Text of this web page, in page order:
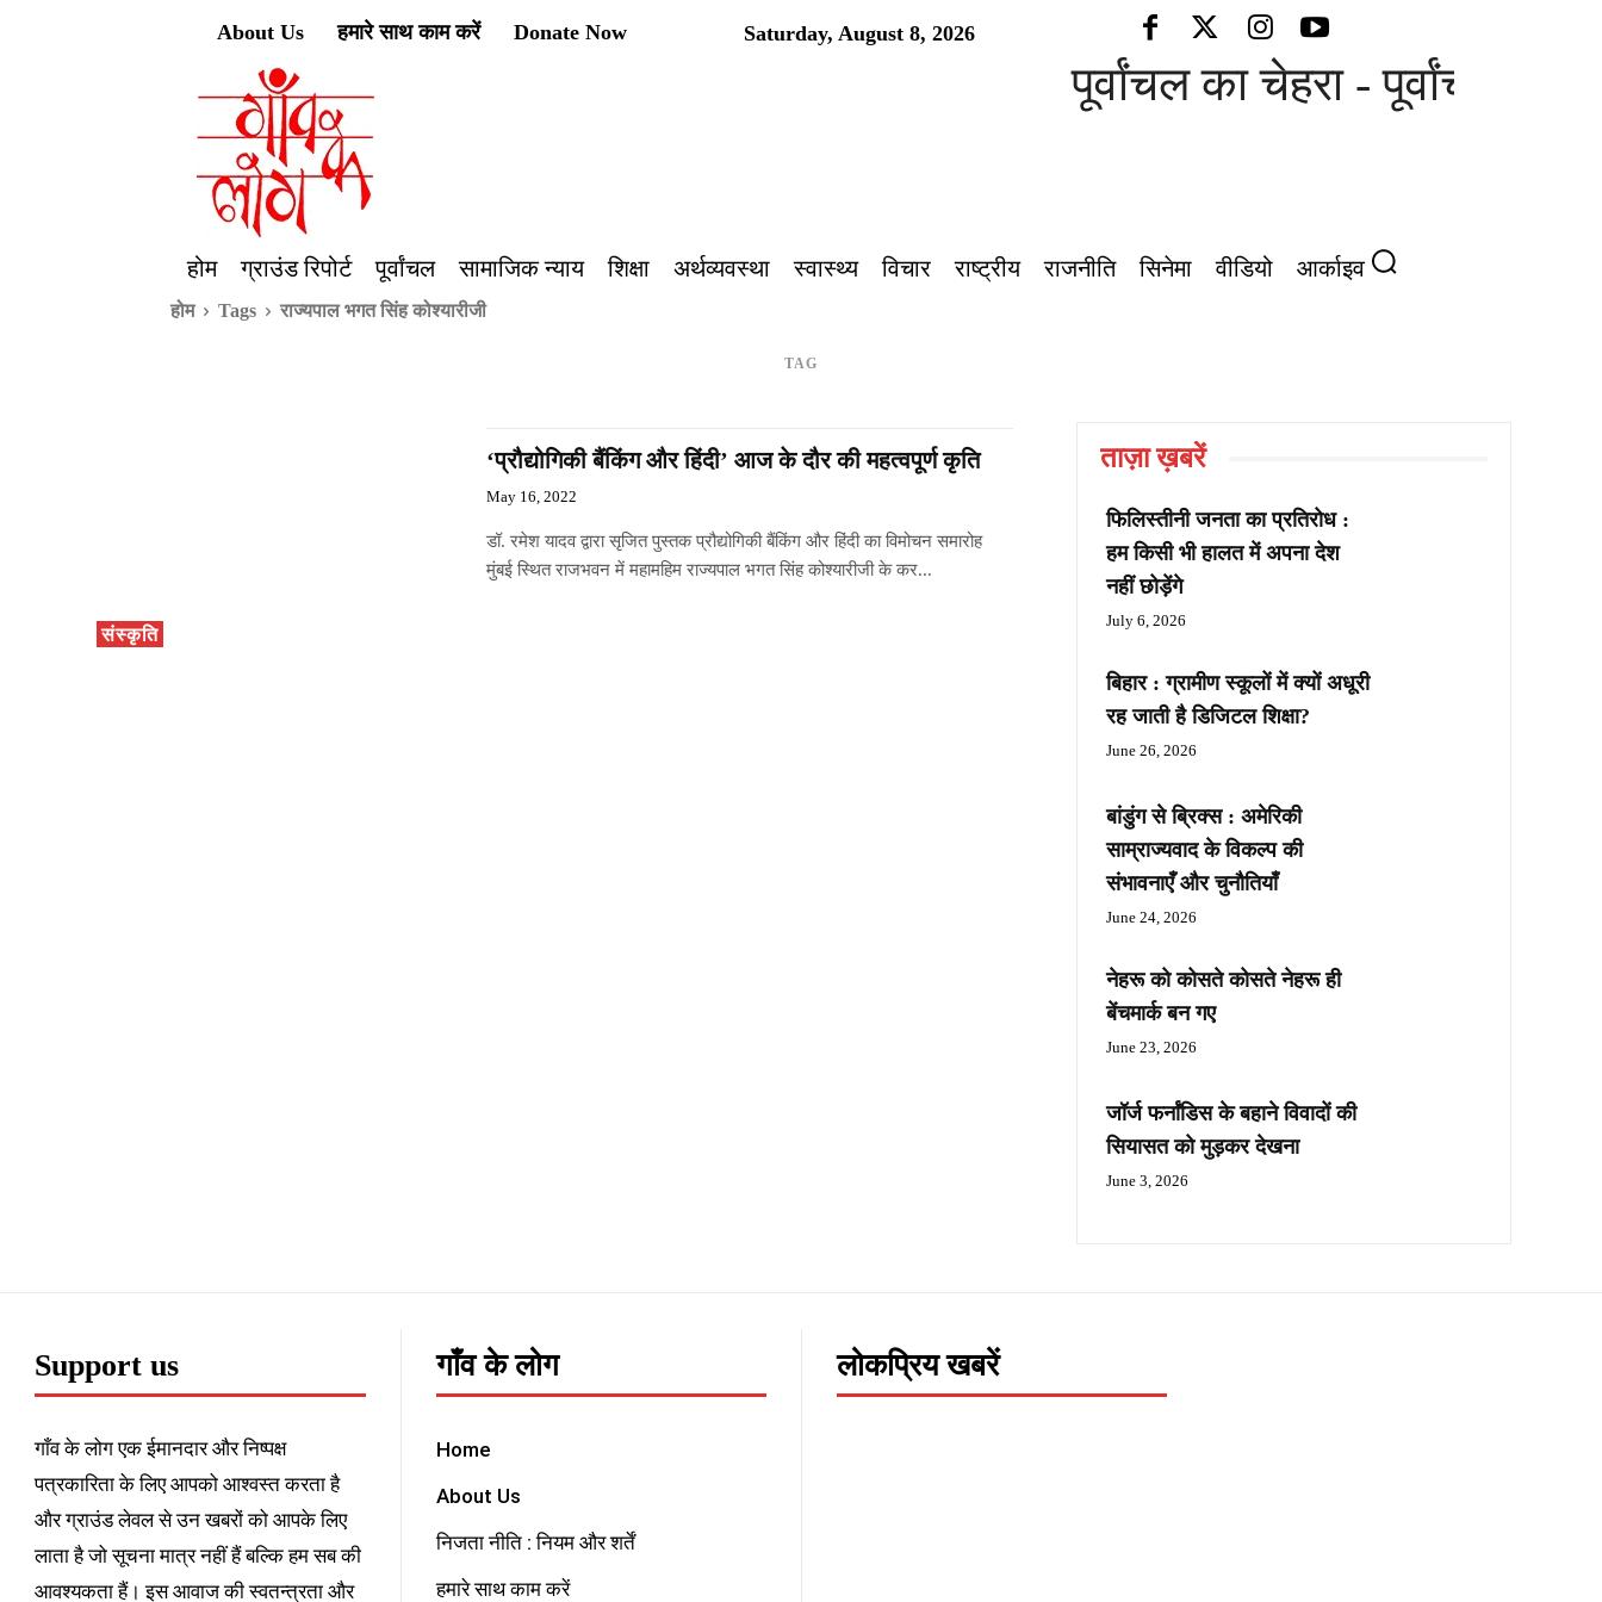
Saturday, August 8, 2026
About Us हमारे साथ काम करें Donate Now
पूर्वांचल का चेहरा - पूर्वांचल की
होम ग्राउंड रिपोर्ट पूर्वांचल सामाजिक न्याय शिक्षा अर्थव्यवस्था स्वास्थ्य विचार राष्ट्रीय राजनीति सिनेमा वीडियो आर्काइव
होम Tags राज्यपाल भगत सिंह कोश्यारीजी
TAG
संस्कृति
‘प्रौद्योगिकी बैंकिंग और हिंदी’ आज के दौर की महत्वपूर्ण कृति
May 16, 2022
डॉ. रमेश यादव द्वारा सृजित पुस्तक प्रौद्योगिकी बैंकिंग और हिंदी का विमोचन समारोह
मुंबई स्थित राजभवन में महामहिम राज्यपाल भगत सिंह कोश्यारीजी के कर...
ताज़ा ख़बरें
फिलिस्तीनी जनता का प्रतिरोध :
हम किसी भी हालत में अपना देश
नहीं छोड़ेंगे
July 6, 2026
बिहार : ग्रामीण स्कूलों में क्यों अधूरी
रह जाती है डिजिटल शिक्षा?
June 26, 2026
बांडुंग से ब्रिक्स : अमेरिकी
साम्राज्यवाद के विकल्प की
संभावनाएँ और चुनौतियाँ
June 24, 2026
नेहरू को कोसते कोसते नेहरू ही
बेंचमार्क बन गए
June 23, 2026
जॉर्ज फर्नांडिस के बहाने विवादों की
सियासत को मुड़कर देखना
June 3, 2026
Support us
गाँव के लोग एक ईमानदार और निष्पक्ष
पत्रकारिता के लिए आपको आश्वस्त करता है
और ग्राउंड लेवल से उन खबरों को आपके लिए
लाता है जो सूचना मात्र नहीं हैं बल्कि हम सब की
आवश्यकता हैं। इस आवाज की स्वतन्त्रता और
गाँव के लोग
Home
About Us
निजता नीति : नियम और शर्तें
हमारे साथ काम करें
लोकप्रिय खबरें